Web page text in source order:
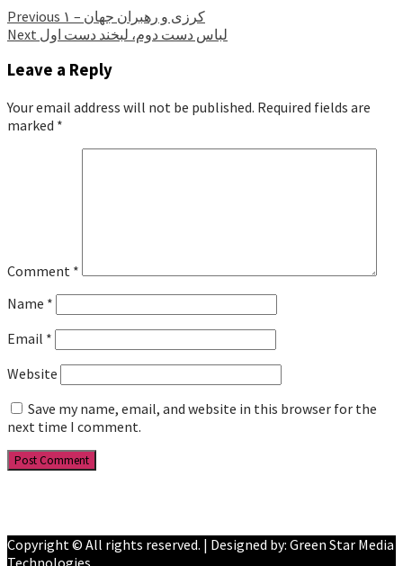
Previous
کرزی و رهبران جهان – ۱
Next لباس دست دوم، لبخند دست اول
Leave a Reply
Your email address will not be published. Required fields are
marked *
Comment *
Name *
Email *
Website
Save my name, email, and website in this browser for the
next time I comment.
Copyright © All rights reserved. | Designed by: Green Star Media